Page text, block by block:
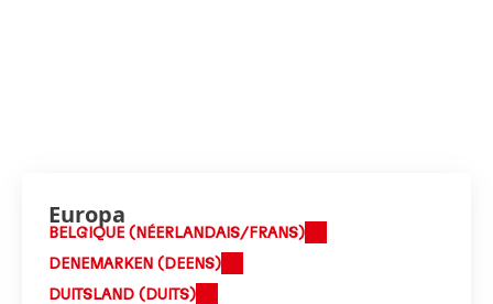
Europa
BELGIQUE (NÉERLANDAIS/FRANS)
DENEMARKEN (DEENS)
DUITSLAND (DUITS)